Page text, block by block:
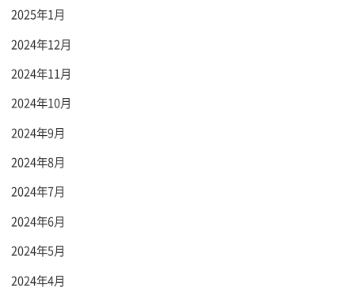
2025年1月
2024年12月
2024年11月
2024年10月
2024年9月
2024年8月
2024年7月
2024年6月
2024年5月
2024年4月